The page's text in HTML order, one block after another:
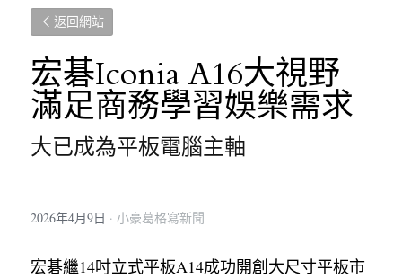
返回網站
宏碁Iconia A16大視野
滿足商務學習娛樂需求
大已成為平板電腦主軸
2026年4月9日 · 小豪葛格寫新聞
宏碁繼14吋立式平板A14成功開創大尺寸平板市